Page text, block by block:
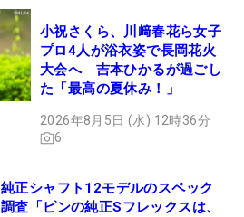
小祝さくら、川﨑春花ら女子
プロ4人が浴衣姿で長岡花火
大会へ 吉本ひかるが過ごし
た「最高の夏休み！」
2026年8月5日 (水) 12時36分
6
純正シャフト12モデルのスペック
調査「ピンの純正Sフレックスは、